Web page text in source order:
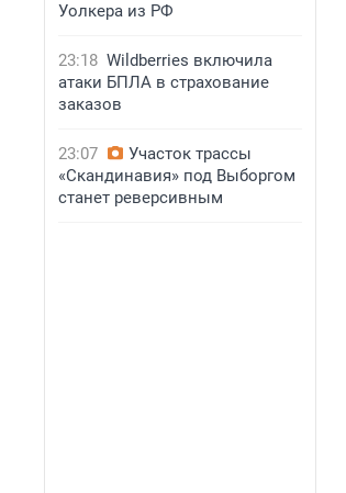
Уолкера из РФ
23:18 Wildberries включила
атаки БПЛА в страхование
заказов
23:07
Участок трассы
«Скандинавия» под Выборгом
станет реверсивным